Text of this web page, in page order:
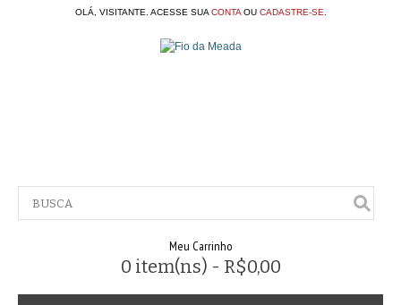
OLÁ, VISITANTE. ACESSE SUA CONTAOU CADASTRE-SE
Meu Carrinho
0 item(ns) - R$0,00